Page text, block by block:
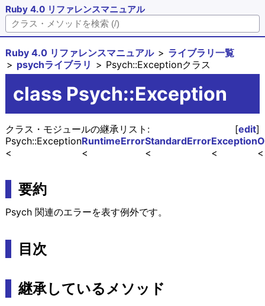
Ruby 4.0 リファレンスマニュアル
Ruby 4.0 リファレンスマニュアル
ライブラリ一覧
psychライブラリ
Psych::Exceptionクラス
class Psych::Exception
[edit]
クラス・モジュールの継承リスト:
Exception
StandardError
RuntimeError
Psych::Exception
要約
Psych 関連のエラーを表す例外です。
目次
継承しているメソッド